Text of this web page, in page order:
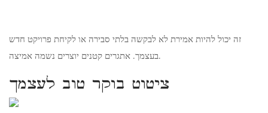
זה יכול להיות אמירת לא לבקשה בלתי סבירה או לקיחת פרויקט חדש
בעצמך. אתגרים קטנים יוצרים נשמה אמיצה.
ציטוט בוקר טוב לעצמך